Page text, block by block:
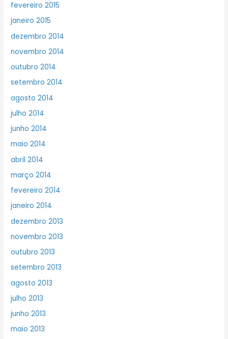
fevereiro 2015
janeiro 2015
dezembro 2014
novembro 2014
outubro 2014
setembro 2014
agosto 2014
julho 2014
junho 2014
maio 2014
abril 2014
março 2014
fevereiro 2014
janeiro 2014
dezembro 2013
novembro 2013
outubro 2013
setembro 2013
agosto 2013
julho 2013
junho 2013
maio 2013